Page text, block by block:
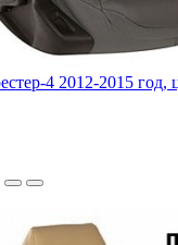
4 2012-2015 год,